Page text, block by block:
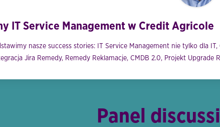
IT Service Management w Credit Agricole
nasze success stories: IT Service Management nie tylko dla
Jira Remedy, Remedy Reklamacje, CMDB 2.0, Projekt Upgrade
Panel